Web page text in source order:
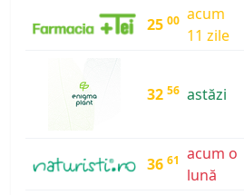
25 00 acum
11 zile
32 56 astăzi
36 61 acum o
lună